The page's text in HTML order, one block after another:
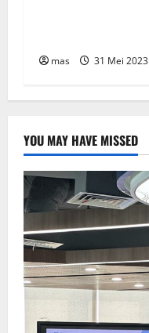
mas 31 Mei 2023
YOU MAY HAVE MISSED